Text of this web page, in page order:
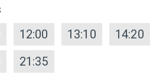
12:00 13:10
14:20
21:35